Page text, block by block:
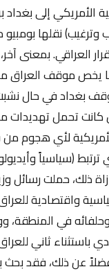
الأمريكي إلى
وترغيب) نقلها
العراقي. بمعنى
يخص موقف العراق
بغداد في حال
كانت تحمل تهديدات
لأي هجوم
ترتبط (سياسياً
ذلك، حملت رسائل
واقتصادية
في المنطقة،
باستثناء ثاني
فضلاً عن ذلك، فقد